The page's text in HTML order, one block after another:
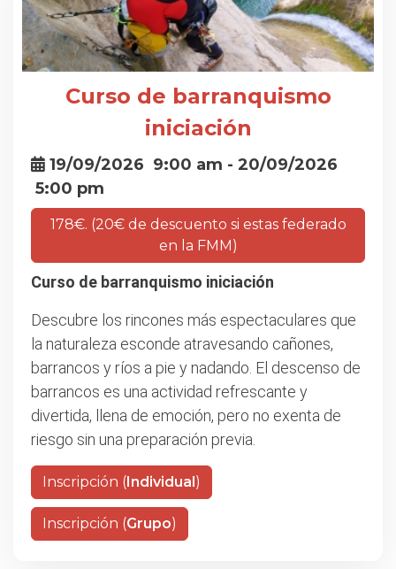
Curso de barranquismo
iniciación
19/09/2026 9:00 am - 20/09/2026
5:00 pm
178€. (20€ de descuento si estas federado
en la FMM)
Curso de barranquismo iniciación
Descubre los rincones más espectaculares que
la naturaleza esconde atravesando cañones,
barrancos y ríos a pie y nadando. El descenso de
barrancos es una actividad refrescante y
divertida, llena de emoción, pero no exenta de
riesgo sin una preparación previa.
Inscripción (Individual)
Inscripción (Grupo)